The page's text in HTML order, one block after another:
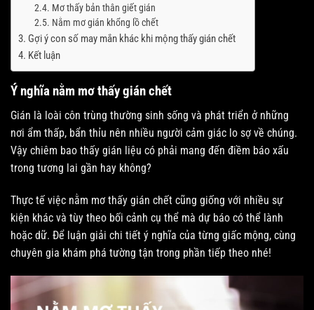
Mơ thấy bản thân giết gián
Nằm mơ gián khổng lồ chết
Gợi ý con số may mắn khác khi mộng thấy gián chết
Kết luận
Ý nghĩa nằm mơ thấy gián chết
Gián là loài côn trùng thường sinh sống và phát triển ở những
nơi ẩm thấp, bẩn thỉu nên nhiều người cảm giác lo sợ về chúng.
Vậy chiêm bao thấy gián liệu có phải mang đến điềm báo xấu
trong tương lai gần hay không?
Thực tế việc nằm mơ thấy gián chết cũng giống với nhiều sự
kiện khác và tùy theo bối cảnh cụ thể mà dự báo có thể lành
hoặc dữ. Để luận giải chi tiết ý nghĩa của từng giấc mộng, cùng
chuyên gia khám phá tường tận trong phần tiếp theo nhé!